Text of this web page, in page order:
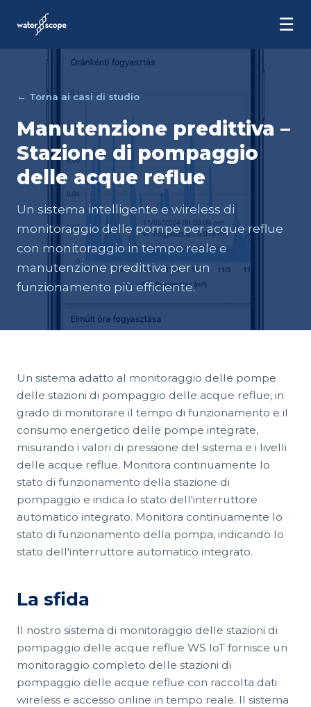
☰
← Torna ai casi di studio
Manutenzione predittiva –
Stazione di pompaggio
delle acque reflue
Un sistema intelligente e wireless di
monitoraggio delle pompe per acque reflue
con monitoraggio in tempo reale e
manutenzione predittiva per un
funzionamento più efficiente.
Un sistema adatto al monitoraggio delle pompe
delle stazioni di pompaggio delle acque reflue, in
grado di monitorare il tempo di funzionamento e il
consumo energetico delle pompe integrate,
misurando i valori di pressione del sistema e i livelli
delle acque reflue. Monitora continuamente lo
stato di funzionamento della stazione di
pompaggio e indica lo stato dell'interruttore
automatico integrato. Monitora continuamente lo
stato di funzionamento della pompa, indicando lo
stato dell'interruttore automatico integrato.
La sfida
Il nostro sistema di monitoraggio delle stazioni di
pompaggio delle acque reflue WS IoT fornisce un
monitoraggio completo delle stazioni di
pompaggio delle acque reflue con raccolta dati
wireless e accesso online in tempo reale. Il sistema